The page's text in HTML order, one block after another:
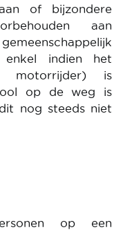
of bijzondere
aan
indien het
motorrijder) is
op de weg is
nog steeds niet
op een